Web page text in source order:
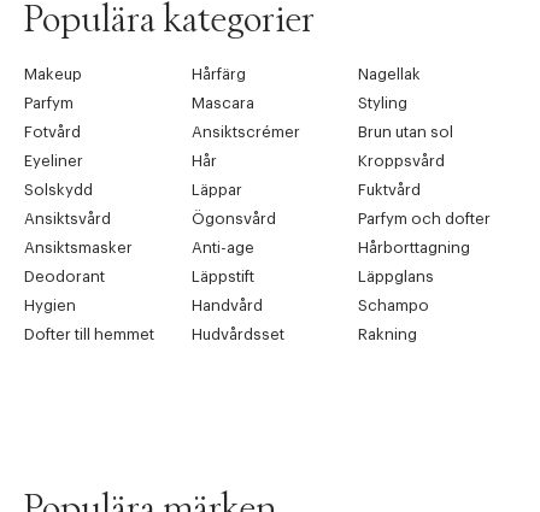
Populära kategorier
Makeup Hårfärg
Nagellak
Parfym
Mascara
Styling
Fotvård
Ansiktscrémer
Brun utan sol
Eyeliner
Hår
Kroppsvård
Solskydd
Läppar
Fuktvård
Ansiktsvård
Ögonsvård
Parfym och dofter
Ansiktsmasker
Anti-age
Hårborttagning
Deodorant
Läppstift
Läppglans
Hygien
Handvård
Schampo
Dofter till hemmet
Hudvårdsset Rakning